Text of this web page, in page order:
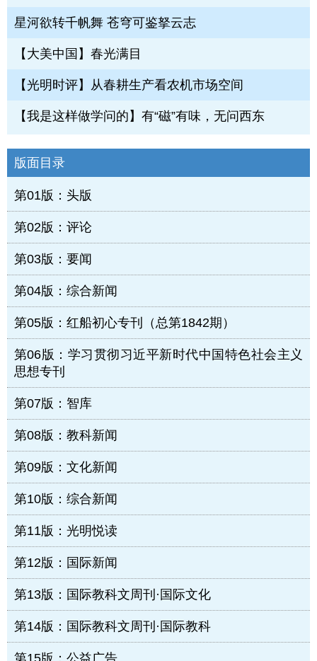
星河欲转千帆舞 苍穹可鉴拏云志
【大美中国】春光满目
【光明时评】从春耕生产看农机市场空间
【我是这样做学问的】有“磁”有味，无问西东
版面目录
第01版：头版
第02版：评论
第03版：要闻
第04版：综合新闻
第05版：红船初心专刊（总第1842期）
第06版：学习贯彻习近平新时代中国特色社会主义
思想专刊
第07版：智库
第08版：教科新闻
第09版：文化新闻
第10版：综合新闻
第11版：光明悦读
第12版：国际新闻
第13版：国际教科文周刊·国际文化
第14版：国际教科文周刊·国际教科